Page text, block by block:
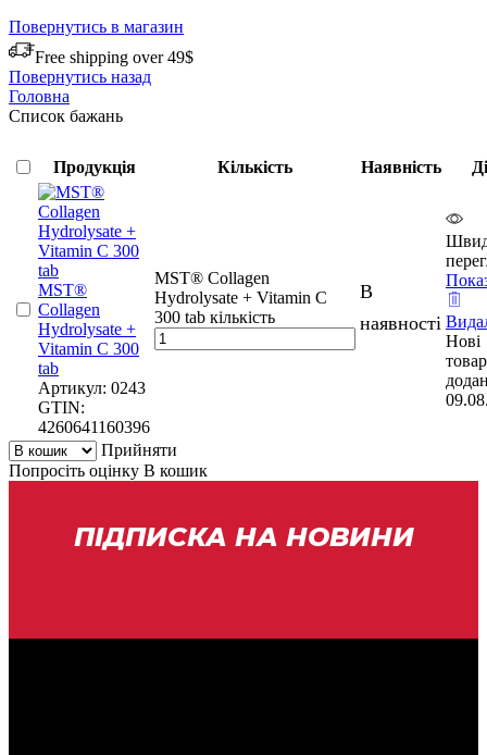
Повернутись в магазин
Free shipping over 49$
Повернутись назад
Головна
Список бажань
Продукція Кількість Наявність
MST®
Collagen
Hydrolysate +
Vitamin С 300
tab
Артикул: 0243
GTIN:
4260641160396
MST® Collagen
Hydrolysate + Vitamin С
300 tab кількість
В
наявності
Нові
Прийняти
Попросіть оцінку В кошик
ПІДПИСКА НА НОВИНИ